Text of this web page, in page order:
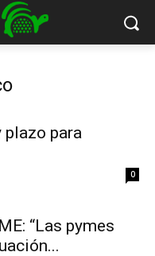
plazo para
0
“Las pymes